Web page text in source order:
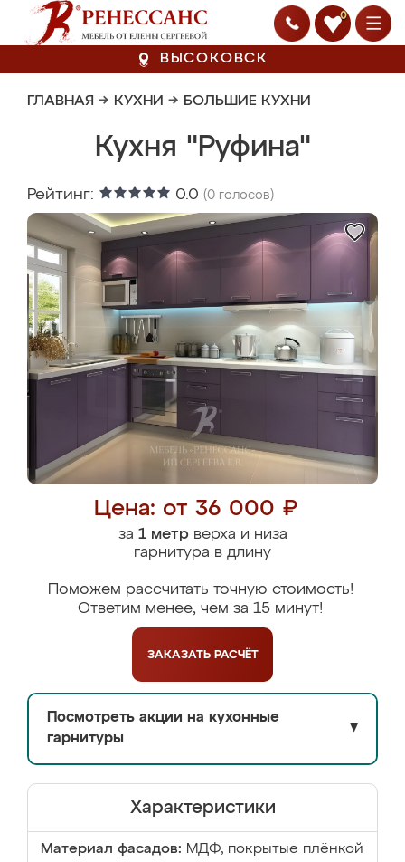
0
ВЫСОКОВСК
ГЛАВНАЯ → КУХНИ → БОЛЬШИЕ КУХНИ
Кухня "Руфина"
Рейтинг: 0.0 (0 голосов)
Цена: от 36 000 ₽
за 1 метрверха и низа
гарнитура в длину
Поможем рассчитать точную стоимость!
Ответим менее, чем за 15 минут!
ЗАКАЗАТЬ РАСЧЁТ
Посмотреть акции на кухонные
гарнитуры
▼
Характеристики
Материал фасадов: МДФ, покрытые плёнкой